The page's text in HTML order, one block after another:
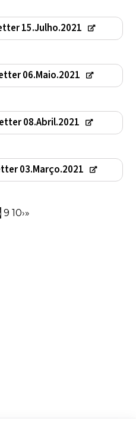
15.Julho.2021
06.Maio.2021
08.Abril.2021
03.Março.2021
9 10›»